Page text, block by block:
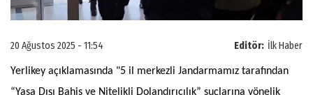
Editör: İlk Haber
20 Ağustos 2025 - 11:54
Yerlikey açıklamasında "5 il merkezli Jandarmamız tarafından
“Yasa Dışı Bahis ve Nitelikli Dolandırıcılık” suçlarına yönelik